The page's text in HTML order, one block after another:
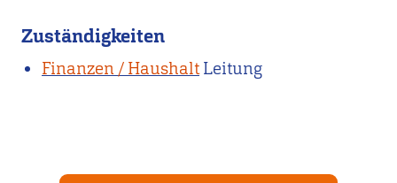
Zuständigkeiten
Finanzen / HaushaltLeitung